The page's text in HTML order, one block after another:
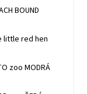
BOUND
little red hen
zoo MODRÁ